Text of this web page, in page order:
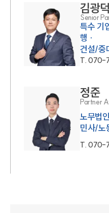
김광덕
Senior
특수 기
행 ·
건설/중
T.070-
정준
Partner
노무법
민사/노
T.070-